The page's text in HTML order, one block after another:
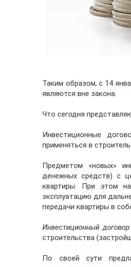
Таким образом, с 14
являются вне закона.
Что сегодня
Инвестиционные
применяться в
Предметом «новых»
денежных средств) с
квартиры. При этом
эксплуатацию для
передачи квартиры в
Инвестиционный договор
строительства
По своей сути